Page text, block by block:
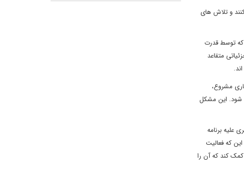
و تلاش های
که توسط قدرت
متقاعد
مشروع،
شود. این مشکل
علیه برنامه
که فعالیت
کمک کند که آن را